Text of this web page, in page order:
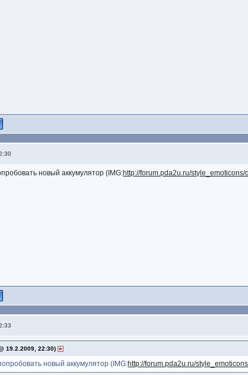
новый аккумулятор (IMG:http://forum.pda2u.ru/
19.2.2009, 22:30)
новый аккумулятор (IMG:http://forum.pda2u.ru/